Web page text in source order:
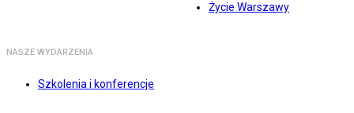
Życie Warszawy
NASZE WYDARZENIA
Szkolenia i konferencje